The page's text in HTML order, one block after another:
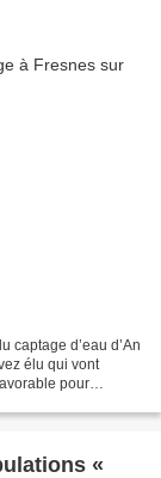
captage d’eau d’An
élu qui vont
pour
«